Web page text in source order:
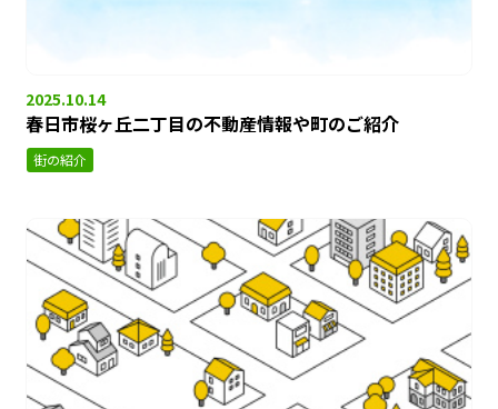
2025.10.14
春日市桜ヶ丘二丁目の不動産情報や町のご紹介
街の紹介